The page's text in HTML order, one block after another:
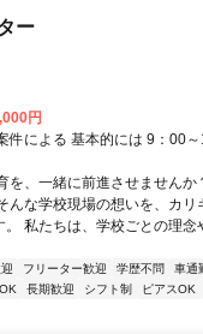
ー
円
件による 基本的には 9：00
を、一緒に前進させませんか
んな学校現場の想いを、カリ
。 私たちは、学校ごとの理念
フリーター歓迎 学歴不問 車通
長期歓迎 シフト制 ピアスOK